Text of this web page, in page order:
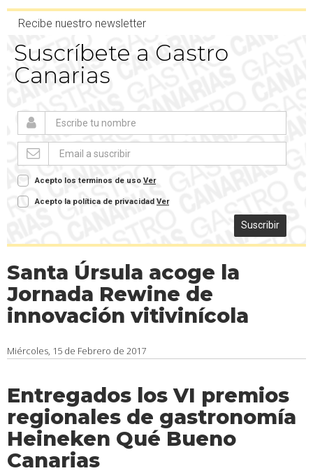
Recibe nuestro newsletter
Suscríbete a Gastro
Canarias
Acepto los terminos de uso Ver
Acepto la política de privacidad Ver
Suscribir
Santa Úrsula acoge la
Jornada Rewine de
innovación vitivinícola
Miércoles, 15 de Febrero de 2017
Entregados los VI premios
regionales de gastronomía
Heineken Qué Bueno
Canarias